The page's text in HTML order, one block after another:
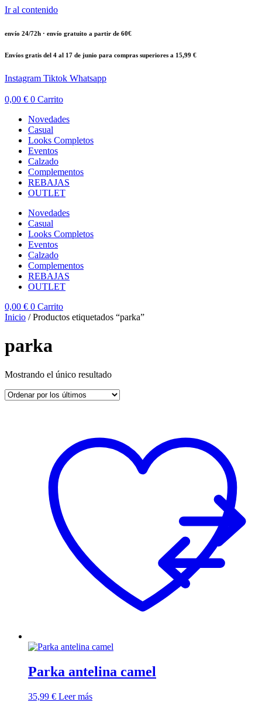
Ir al contenido
envío 24/72h · envío gratuito a partir de 60€
Envíos gratis del 4 al 17 de junio para compras superiores a 15,99 €
Instagram Tiktok Whatsapp
0,00 € 0 Carrito
Novedades
Casual
Looks Completos
Eventos
Calzado
Complementos
REBAJAS
OUTLET
Novedades
Casual
Looks Completos
Eventos
Calzado
Complementos
REBAJAS
OUTLET
0,00 € 0 Carrito
Inicio / Productos etiquetados “parka”
parka
Mostrando el único resultado
Parka antelina camel
35,99 € Leer más